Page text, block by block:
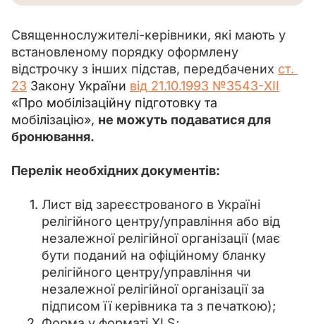
Священнослужителі-керівники, які мають у
встановленому порядку оформлену
відстрочку з інших підстав, передбачених ст.
23 Закону України від 21.10.1993 №3543-XII
«Про мобілізаційну підготовку та
мобілізацію», не можуть подаватися для
бронювання.
Перелік необхідних документів:
Лист від зареєстрованого в Україні
релігійного центру/управління або від
незалежної релігійної організації (має
бути поданий на офіційному бланку
релігійного центру/управління чи
незалежної релігійної організації за
підписом її керівника та з печаткою);